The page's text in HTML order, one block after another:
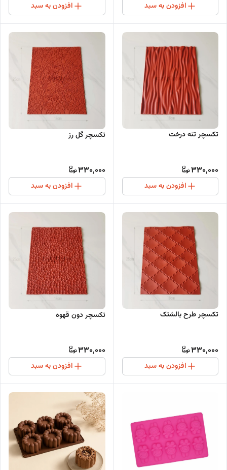
افزودن به سبد افزودن به سبد
تکسچر تنه درخت
330,000
افزودن به سبد
تکسچر گل رز
330,000
افزودن به سبد
تکسچر طرح بالشتک
330,000
افزودن به سبد
تکسچر دون قهوه
330,000
افزودن به سبد